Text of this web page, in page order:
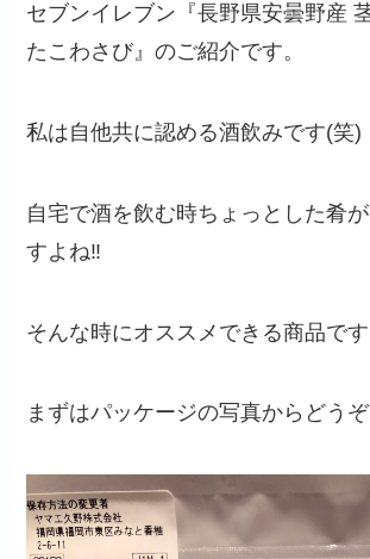
セブンイレブン『長野県安曇野産
たこわさび』のご紹介です。
私は自他共に認める酒飲みです(笑)
自宅で酒を飲む時ちょっとした肴
すよね‼️
そんな時にオススメできる商品です
まずはパッケージの写真からどうぞ